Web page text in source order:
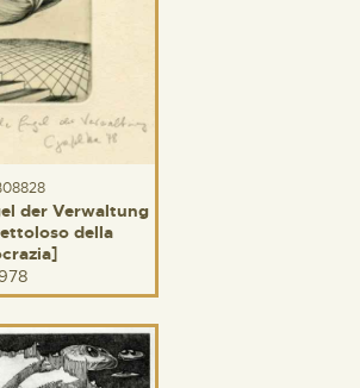
der Verwaltung
della